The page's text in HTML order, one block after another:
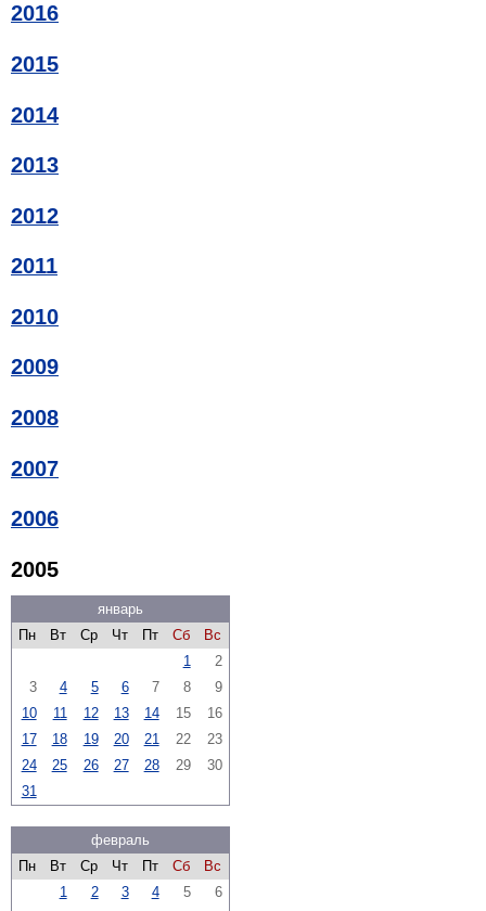
2016
2015
2014
2013
2012
2011
2010
2009
2008
2007
2006
2005
январь
Пн
Вт Ср Чт Пт Сб
Вс
1
2
3
4 5 6 7 8
9
10
11 12 13 14 15
16
17
18 19 20 21 22
23
24
25 26 27 28 29
30
31
февраль
Пн
Вт Ср Чт Пт Сб
Вс
1
2 3 4 5
6